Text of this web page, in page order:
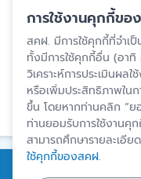
ปรับปรุงล่าสุด 6 ก.พ.
สงวนสิทธิ์โดยสถาบันคุ้
แชร์
การคุ้มครองเงินฝาก
การใช้งานคุกกี้ขอ
สคฝ. มีการใช้คุกกี้ที่จำเป็
ทั้งมีการใช้คุกกี้อื่น (อาทิ
วิเคราะห์การประเมินผล
หรือเพิ่มประสิทธิภาพในก
ขึ้น โดยหากท่านคลิก “ย
ท่านยอมรับการใช้งานคุ
สามารถศึกษารายละเอี
ใช้คุกกี้ของสคฝ.